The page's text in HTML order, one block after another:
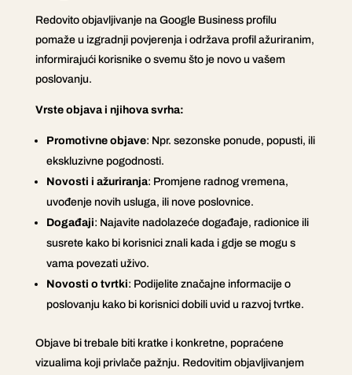
Redovito objavljivanje na Google Business profilu
pomaže u izgradnji povjerenja i održava profil ažuriranim,
informirajući korisnike o svemu što je novo u vašem
poslovanju.
Vrste objava i njihova svrha:
Promotivne objave: Npr. sezonske ponude, popusti, ili
ekskluzivne pogodnosti.
Novosti i ažuriranja: Promjene radnog vremena,
uvođenje novih usluga, ili nove poslovnice.
Događaji: Najavite nadolazeće događaje, radionice ili
susrete kako bi korisnici znali kada i gdje se mogu s
vama povezati uživo.
Novosti o tvrtki: Podijelite značajne informacije o
poslovanju kako bi korisnici dobili uvid u razvoj tvrtke.
Objave bi trebale biti kratke i konkretne, popraćene
vizualima koji privlače pažnju. Redovitim objavljivanjem